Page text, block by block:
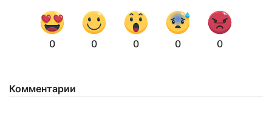
0 0 0 0 0
Комментарии